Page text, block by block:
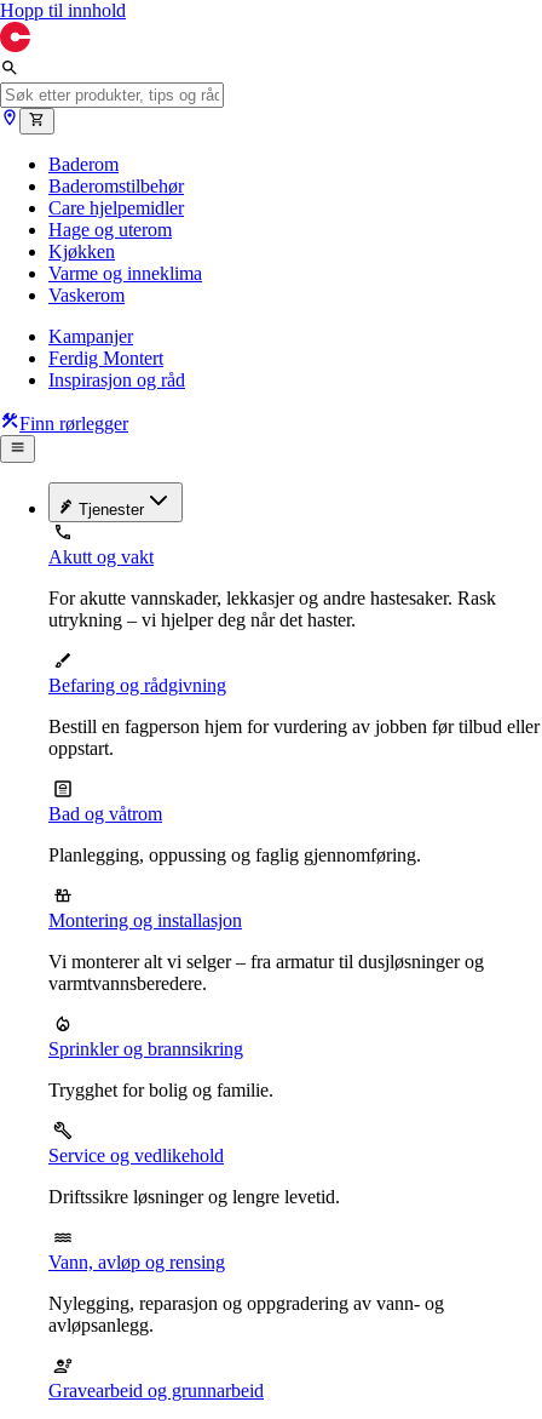
Hopp til innhold
Baderom
Baderomstilbehør
Care hjelpemidler
Hage og uterom
Kjøkken
Varme og inneklima
Vaskerom
Kampanjer
Ferdig Montert
Inspirasjon og råd
Finn rørlegger
Tjenester
Akutt og vakt
For akutte vannskader, lekkasjer og andre hastesaker. Rask
utrykning – vi hjelper deg når det haster.
Befaring og rådgivning
Bestill en fagperson hjem for vurdering av jobben før tilbud eller
oppstart.
Bad og våtrom
Planlegging, oppussing og faglig gjennomføring.
Montering og installasjon
Vi monterer alt vi selger – fra armatur til dusjløsninger og
varmtvannsberedere.
Sprinkler og brannsikring
Trygghet for bolig og familie.
Service og vedlikehold
Driftssikre løsninger og lengre levetid.
Vann, avløp og rensing
Nylegging, reparasjon og oppgradering av vann- og
avløpsanlegg.
Gravearbeid og grunnarbeid